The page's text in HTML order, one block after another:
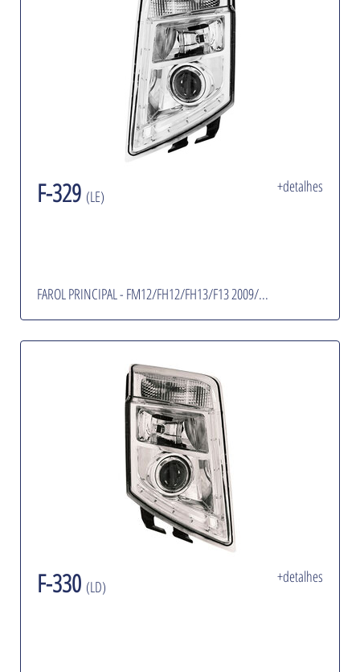
F-329 (LE)
+detalhes
FAROL PRINCIPAL - FM12/FH12/FH13/F13 2009/...
F-330 (LD)
+detalhes